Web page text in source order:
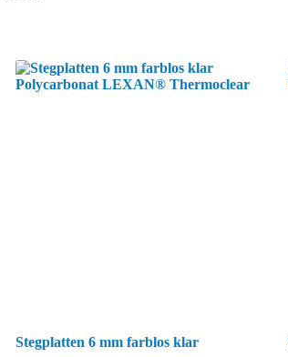
Stegplatten 6 mm farblos klar